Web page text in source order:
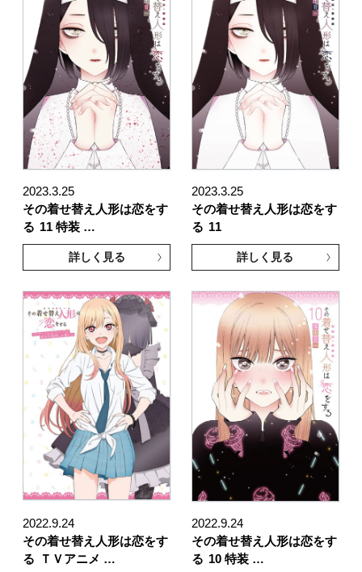
2023.3.25
その着せ替え人形は恋をす
る 11 特装 …
詳しく見る
2023.3.25
その着せ替え人形は恋をす
る 11
詳しく見る
2022.9.24
その着せ替え人形は恋をす
る
ＴＶアニメ …
2022.9.24
その着せ替え人形は恋をす
る 10 特装 …